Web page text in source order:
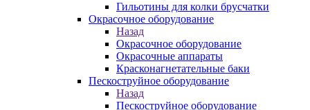
Гильотины для колки брусчатки
Окрасочное оборудование
Назад
Окрасочное оборудование
Окрасочные аппараты
Красконагнетательные баки
Пескоструйное оборудование
Назад
Пескоструйное оборудование